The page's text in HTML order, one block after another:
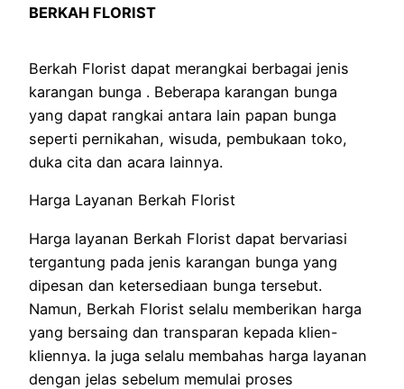
BERKAH FLORIST
Berkah Florist dapat merangkai berbagai jenis
karangan bunga . Beberapa karangan bunga
yang dapat rangkai antara lain papan bunga
seperti pernikahan, wisuda, pembukaan toko,
duka cita dan acara lainnya.
Harga Layanan Berkah Florist
Harga layanan Berkah Florist dapat bervariasi
tergantung pada jenis karangan bunga yang
dipesan dan ketersediaan bunga tersebut.
Namun, Berkah Florist selalu memberikan harga
yang bersaing dan transparan kepada klien-
kliennya. Ia juga selalu membahas harga layanan
dengan jelas sebelum memulai proses